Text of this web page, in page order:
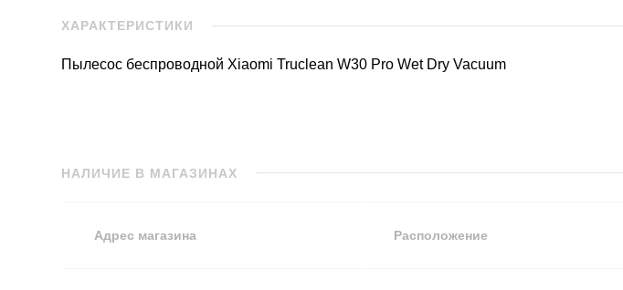
ХАРАКТЕРИСТИКИ
Пылесос беспроводной Xiaomi Truclean W30 Pro Wet Dry Vacuum
НАЛИЧИЕ В МАГАЗИНАХ
Адрес магазина Расположение